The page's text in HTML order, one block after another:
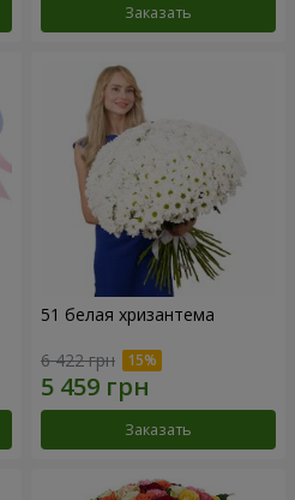
Заказать
51 белая хризантема
6 422 грн
Заказать